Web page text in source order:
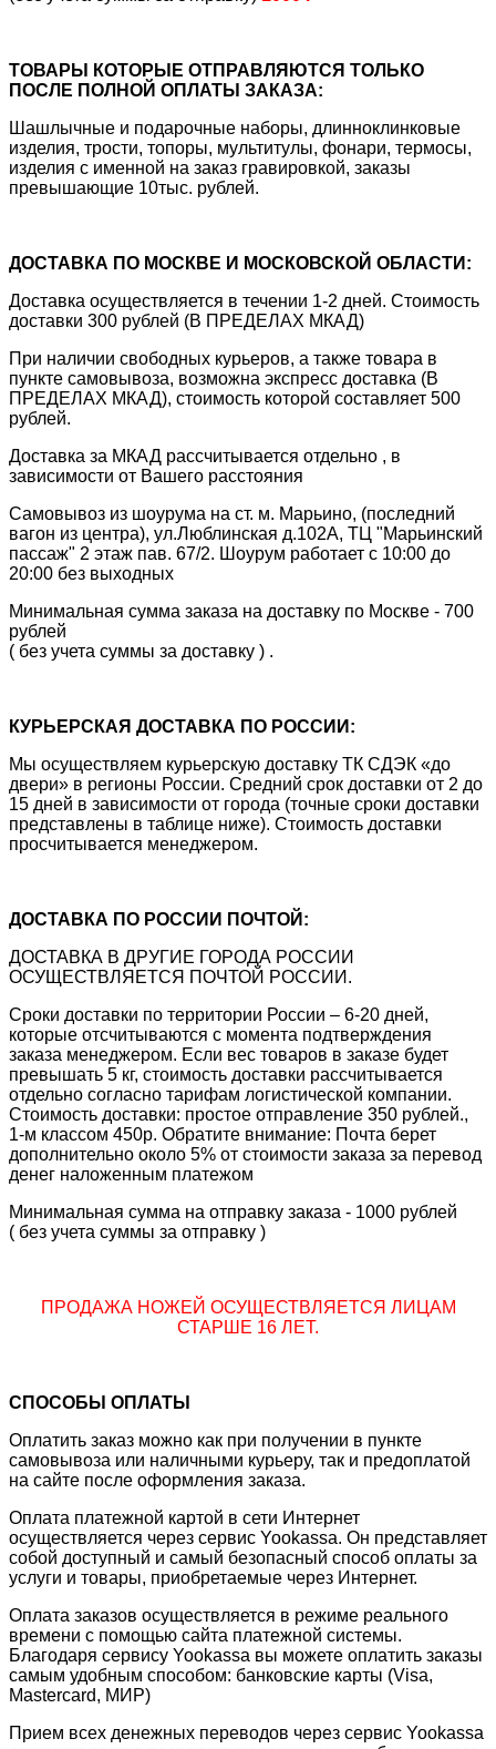
ТОВАРЫ КОТОРЫЕ ОТПРАВЛЯЮТСЯ ТОЛЬКО
ПОСЛЕ ПОЛНОЙ ОПЛАТЫ ЗАКАЗА:
Шашлычные и подарочные наборы, длинноклинковые
изделия, трости, топоры, мультитулы, фонари, термосы,
изделия с именной на заказ гравировкой, заказы
превышающие 10тыс. рублей.
ДОСТАВКА ПО МОСКВЕ И МОСКОВСКОЙ ОБЛАСТИ:
Доставка осуществляется в течении 1-2 дней. Стоимость
доставки 300 рублей (В ПРЕДЕЛАХ МКАД)
При наличии свободных курьеров, а также товара в
пункте самовывоза, возможна экспресс доставка (В
ПРЕДЕЛАХ МКАД), стоимость которой составляет 500
рублей.
Доставка за МКАД рассчитывается отдельно , в
зависимости от Вашего расстояния
Самовывоз из шоурума на ст. м. Марьино, (последний
вагон из центра), ул.Люблинская д.102А, ТЦ "Марьинский
пассаж" 2 этаж пав. 67/2. Шоурум работает с 10:00 до
20:00 без выходных
Минимальная сумма заказа на доставку по Москве - 700
рублей
( без учета суммы за доставку ) .
КУРЬЕРСКАЯ ДОСТАВКА ПО РОССИИ:
Мы осуществляем курьерскую доставку ТК СДЭК «до
двери» в регионы России. Средний срок доставки от 2 до
15 дней в зависимости от города (точные сроки доставки
представлены в таблице ниже). Стоимость доставки
просчитывается менеджером.
ДОСТАВКА ПО РОССИИ ПОЧТОЙ:
ДОСТАВКА В ДРУГИЕ ГОРОДА РОССИИ
ОСУЩЕСТВЛЯЕТСЯ ПОЧТОЙ РОССИИ.
Сроки доставки по территории России – 6-20 дней,
которые отсчитываются с момента подтверждения
заказа менеджером. Если вес товаров в заказе будет
превышать 5 кг, стоимость доставки рассчитывается
отдельно согласно тарифам логистической компании.
Стоимость доставки: простое отправление 350 рублей.,
1-м классом 450р. Обратите внимание: Почта берет
дополнительно около 5% от стоимости заказа за перевод
денег наложенным платежом
Минимальная сумма на отправку заказа - 1000 рублей
( без учета суммы за отправку )
ПРОДАЖА НОЖЕЙ ОСУЩЕСТВЛЯЕТСЯ ЛИЦАМ
СТАРШЕ 16 ЛЕТ.
СПОСОБЫ ОПЛАТЫ
Оплатить заказ можно как при получении в пункте
самовывоза или наличными курьеру, так и предоплатой
на сайте после оформления заказа.
Оплата платежной картой в сети Интернет
осуществляется через сервис Yookassa. Он представляет
собой доступный и самый безопасный способ оплаты за
услуги и товары, приобретаемые через Интернет.
Оплата заказов осуществляется в режиме реального
времени с помощью сайта платежной системы.
Благодаря сервису Yookassa вы можете оплатить заказы
самым удобным способом: банковские карты (Visa,
Mastercard, МИР)
Прием всех денежных переводов через сервис Yookassa